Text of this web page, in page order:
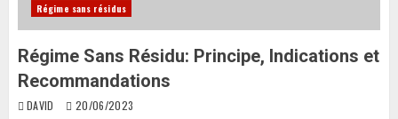
Régime sans résidus
Régime Sans Résidu: Principe, Indications et
Recommandations
DAVID 20/06/2023